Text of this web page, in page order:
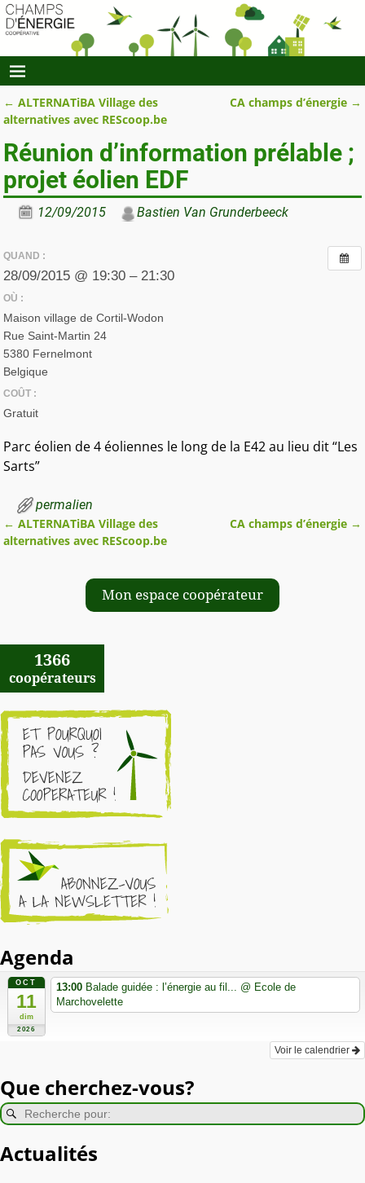
Navigation des articles
← ALTERNATiBA Village des
alternatives avec REScoop.be
CA champs d’énergie →
Réunion d’information prélable ;
projet éolien EDF
12/09/2015 Bastien Van Grunderbeeck
QUAND :
28/09/2015 @ 19:30 – 21:30
OÙ :
Maison village de Cortil-Wodon
Rue Saint-Martin 24
5380 Fernelmont
Belgique
COÛT :
Gratuit
Parc éolien de 4 éoliennes le long de la E42 au lieu dit “Les
Sarts”
permalien
Navigation des articles
← ALTERNATiBA Village des
alternatives avec REScoop.be
CA champs d’énergie →
Mon espace coopérateur
1366
coopérateurs
Agenda
OCT
11
dim
2026
13:00 Balade guidée : l’énergie au fil... @ Ecole de
Marchovelette
Voir le calendrier
Que cherchez-vous?
Actualités